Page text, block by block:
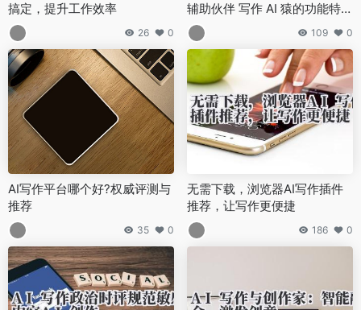
搞定，提升工作效率
26 0
辅助伙伴 写作 AI 猿的功能特点
与使用感受
109 0
AI写作平台哪个好?权威评测与
推荐
35 0
无需下载，浏览器AI写作插件
推荐，让写作更便捷
186 0